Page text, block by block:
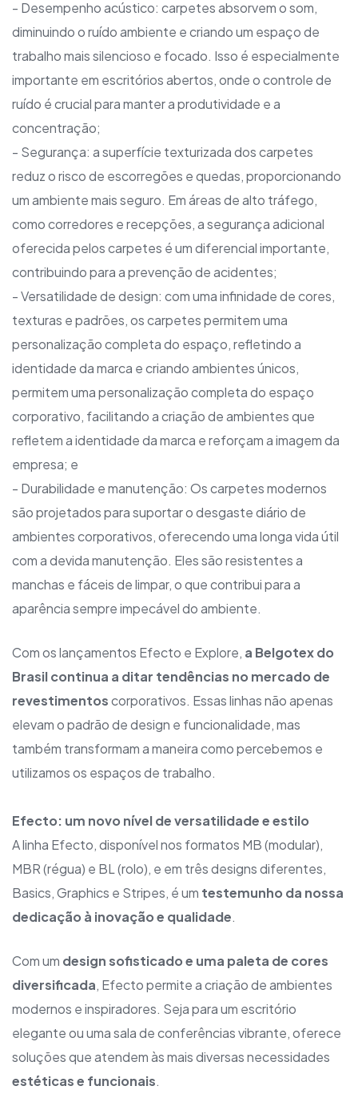
- Desempenho acústico: carpetes absorvem o som,
diminuindo o ruído ambiente e criando um espaço de
trabalho mais silencioso e focado. Isso é especialmente
importante em escritórios abertos, onde o controle de
ruído é crucial para manter a produtividade e a
concentração;
- Segurança: a superfície texturizada dos carpetes
reduz o risco de escorregões e quedas, proporcionando
um ambiente mais seguro. Em áreas de alto tráfego,
como corredores e recepções, a segurança adicional
oferecida pelos carpetes é um diferencial importante,
contribuindo para a prevenção de acidentes;
- Versatilidade de design: com uma infinidade de cores,
texturas e padrões, os carpetes permitem uma
personalização completa do espaço, refletindo a
identidade da marca e criando ambientes únicos,
permitem uma personalização completa do espaço
corporativo, facilitando a criação de ambientes que
refletem a identidade da marca e reforçam a imagem da
empresa; e
- Durabilidade e manutenção: Os carpetes modernos
são projetados para suportar o desgaste diário de
ambientes corporativos, oferecendo uma longa vida útil
com a devida manutenção. Eles são resistentes a
manchas e fáceis de limpar, o que contribui para a
aparência sempre impecável do ambiente.
Com os lançamentos Efecto e Explore, a Belgotex do
Brasil continua a ditar tendências no mercado de
revestimentoscorporativos. Essas linhas não apenas
elevam o padrão de design e funcionalidade, mas
também transformam a maneira como percebemos e
utilizamos os espaços de trabalho.
Efecto: um novo nível de versatilidade e estilo
A linha Efecto, disponível nos formatos MB (modular),
MBR (régua) e BL (rolo), e em três designs diferentes,
Basics, Graphics e Stripes, é um testemunho da nossa
dedicação à inovação e qualidade.
Com um design sofisticado e uma paleta de cores
diversificada, Efecto permite a criação de ambientes
modernos e inspiradores. Seja para um escritório
elegante ou uma sala de conferências vibrante, oferece
soluções que atendem às mais diversas necessidades
estéticas e funcionais.